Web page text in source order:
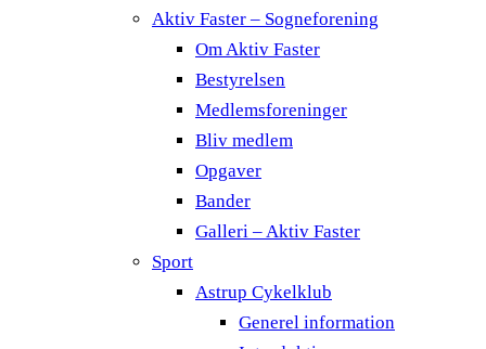
Aktiv Faster – Sogneforening
Om Aktiv Faster
Bestyrelsen
Medlemsforeninger
Bliv medlem
Opgaver
Bander
Galleri – Aktiv Faster
Sport
Astrup Cykelklub
Generel information